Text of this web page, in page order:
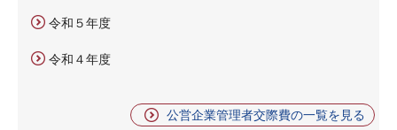
令和５年度
令和４年度
公営企業管理者交際費の一覧を見る